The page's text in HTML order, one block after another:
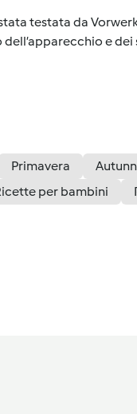
testata da
e
Primavera
per bambini